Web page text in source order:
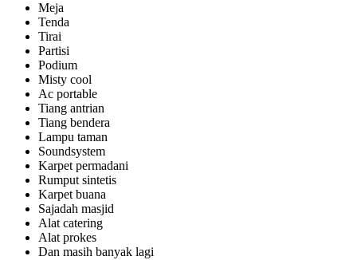
Meja
Tenda
Tirai
Partisi
Podium
Misty cool
Ac portable
Tiang antrian
Tiang bendera
Lampu taman
Soundsystem
Karpet permadani
Rumput sintetis
Karpet buana
Sajadah masjid
Alat catering
Alat prokes
Dan masih banyak lagi